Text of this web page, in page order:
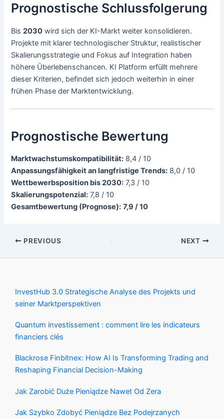
Prognostische Schlussfolgerung
Bis2030 wird sich der KI-Markt weiter konsolidieren.
Projekte mit klarer technologischer Struktur, realistischer
Skalierungsstrategie und Fokus auf Integration haben
höhere Überlebenschancen. KI Platform erfüllt mehrere
dieser Kriterien, befindet sich jedoch weiterhin in einer
frühen Phase der Marktentwicklung.
Prognostische Bewertung
Marktwachstumskompatibilität: 8,4 / 10
Anpassungsfähigkeit an langfristige Trends: 8,0 / 10
Wettbewerbsposition bis 2030: 7,3 / 10
Skalierungspotenzial: 7,8 / 10
Gesamtbewertung (Prognose): 7,9 / 10
PREVIOUS NEXT
InvestHub 3.0 Strategische Analyse des Projekts und
seiner Marktperspektiven
Quantum investissement : comment lire les indicateurs
financiers clés
Blackrose Finbitnex: How AI Is Transforming Trading and
Reshaping Financial Decision-Making
Jak Zarobić Duże Pieniądze Nawet Od Zera
Jak Szybko Zdobyć Pieniądze Bez Podejrzanych